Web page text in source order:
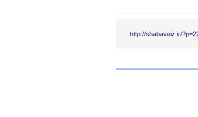
http://shabaveiz.ir/